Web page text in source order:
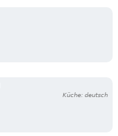
Küche: deutsch